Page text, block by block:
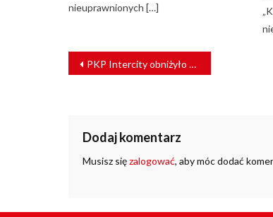
nieuprawnionych […]
NAWIGACJA
WPISU
PKP Intercity obniżyło ceny biletów na pociągi do Niemiec
Dodaj komentarz
Musisz sięzalogować, aby móc dodać